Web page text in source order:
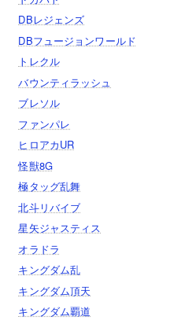
DBレジェンズ
DBフュージョンワールド
トレクル
バウンティラッシュ
ブレソル
ファンパレ
ヒロアカUR
怪獣8G
極タッグ乱舞
北斗リバイブ
星矢ジャスティス
オラドラ
キングダム乱
キングダム頂天
キングダム覇道